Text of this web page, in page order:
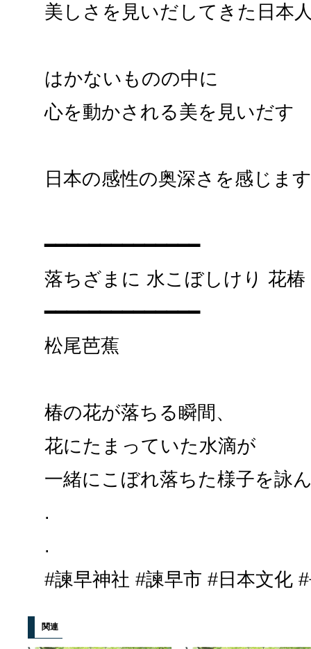
美しさを見いだしてきた日本
はかないものの中に
心を動かされる美を見いだす
日本の感性の奥深さを感じま
━━━━━━━━━━━━━━
落ちざまに 水こぼしけり 花椿
━━━━━━━━━━━━━━
松尾芭蕉
椿の花が落ちる瞬間、
花にたまっていた水滴が
一緒にこぼれ落ちた様子を詠
.
.
#諫早神社 #諫早市 #日本文化
関連